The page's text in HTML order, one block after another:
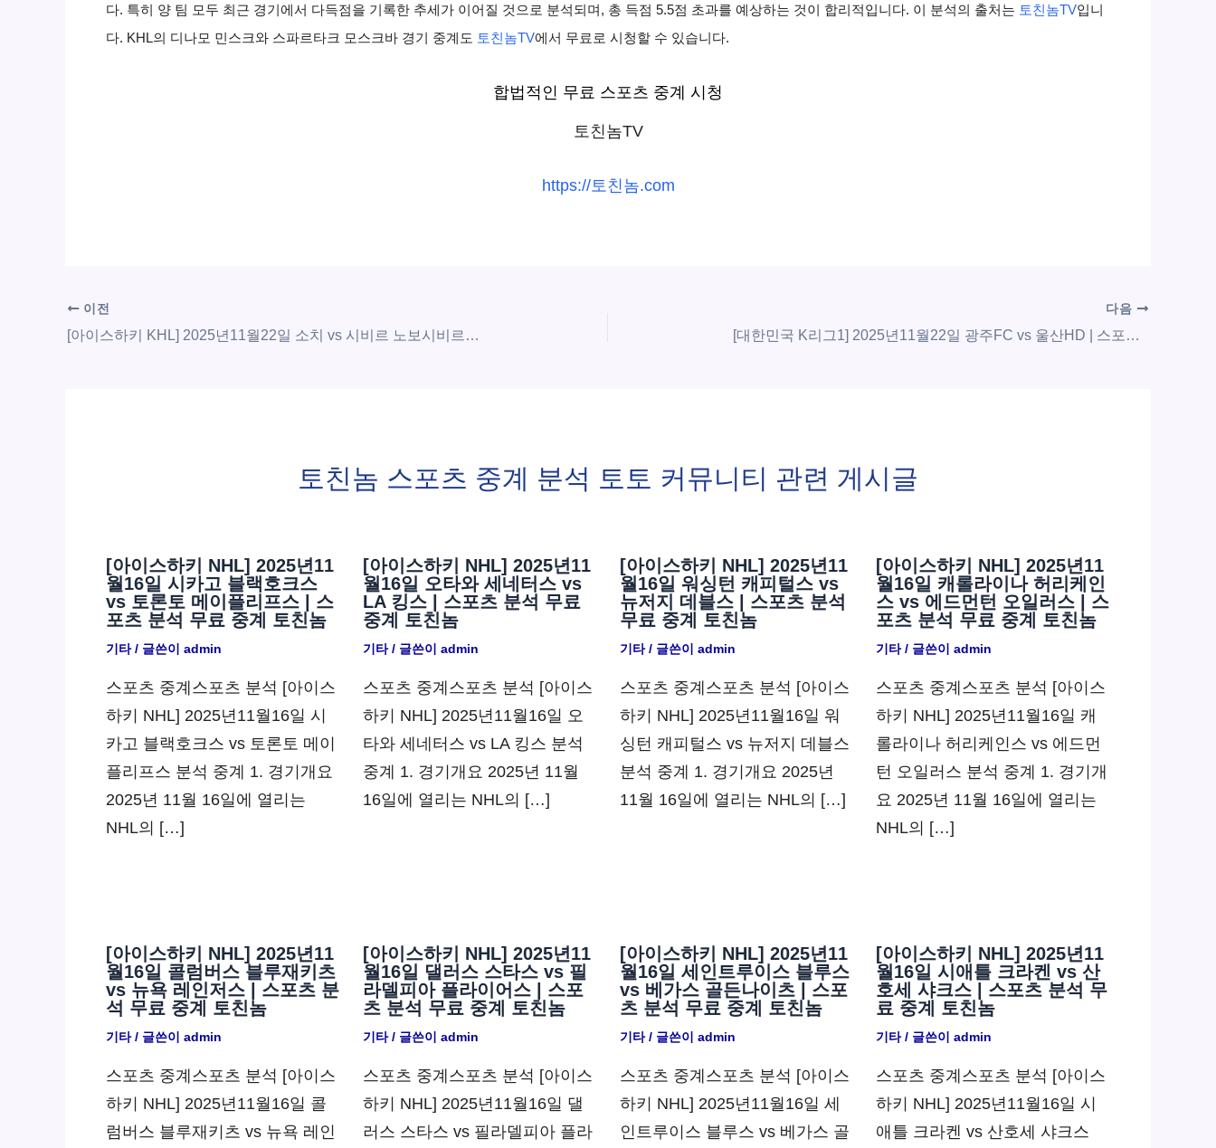
다. 특히 양 팀 모두 최근 경기에서 다득점을 기록한 추세가 이어질 것으로 분석되며, 총 득점 5.5점 초과를 예상하는 것이 합리적입니다. 이 분석의 출처는 토친놈TV입니
다. KHL의 디나모 민스크와 스파르타크 모스크바 경기 중계도 토친놈TV에서 무료로 시청할 수 있습니다.
합법적인 무료 스포츠 중계 시청
토친놈TV
https://토친놈.com
이전
[아이스하키 KHL] 2025년11월22일 소치 vs 시비르 노보시비르스크 | 스포츠 분석 무료 중계 토친놈
다음
[대한민국 K리그1] 2025년11월22일 광주FC vs 울산HD | 스포츠 분석 무료 중계 토친놈
토친놈 스포츠 중계 분석 토토 커뮤니티 관련 게시글
[아이스하키 NHL] 2025년11
월16일 시카고 블랙호크스
vs 토론토 메이플리프스 | 스
포츠 분석 무료 중계 토친놈
기타/ 글쓴이 admin
스포츠 중계스포츠 분석 [아이스
하키 NHL] 2025년11월16일 시
카고 블랙호크스 vs 토론토 메이
플리프스 분석 중계 1. 경기개요
2025년 11월 16일에 열리는
NHL의 […]
[아이스하키 NHL] 2025년11
월16일 오타와 세네터스 vs
LA 킹스 | 스포츠 분석 무료
중계 토친놈
기타/ 글쓴이 admin
스포츠 중계스포츠 분석 [아이스
하키 NHL] 2025년11월16일 오
타와 세네터스 vs LA 킹스 분석
중계 1. 경기개요 2025년 11월
16일에 열리는 NHL의 […]
[아이스하키 NHL] 2025년11
월16일 워싱턴 캐피털스 vs
뉴저지 데블스 | 스포츠 분석
무료 중계 토친놈
기타/ 글쓴이 admin
스포츠 중계스포츠 분석 [아이스
하키 NHL] 2025년11월16일 워
싱턴 캐피털스 vs 뉴저지 데블스
분석 중계 1. 경기개요 2025년
11월 16일에 열리는 NHL의 […]
[아이스하키 NHL] 2025년11
월16일 캐롤라이나 허리케인
스 vs 에드먼턴 오일러스 | 스
포츠 분석 무료 중계 토친놈
기타/ 글쓴이admin
스포츠 중계스포츠 분석 [아이스
하키 NHL] 2025년11월16일 캐
롤라이나 허리케인스 vs 에드먼
턴 오일러스 분석 중계 1. 경기개
요 2025년 11월 16일에 열리는
NHL의 […]
[아이스하키 NHL] 2025년11
월16일 콜럼버스 블루재키츠
vs 뉴욕 레인저스 | 스포츠 분
석 무료 중계 토친놈
기타/ 글쓴이 admin
스포츠 중계스포츠 분석 [아이스
하키 NHL] 2025년11월16일 콜
럼버스 블루재키츠 vs 뉴욕 레인
[아이스하키 NHL] 2025년11
월16일 댈러스 스타스 vs 필
라델피아 플라이어스 | 스포
츠 분석 무료 중계 토친놈
기타/ 글쓴이 admin
스포츠 중계스포츠 분석 [아이스
하키 NHL] 2025년11월16일 댈
러스 스타스 vs 필라델피아 플라
[아이스하키 NHL] 2025년11
월16일 세인트루이스 블루스
vs 베가스 골든나이츠 | 스포
츠 분석 무료 중계 토친놈
기타/ 글쓴이 admin
스포츠 중계스포츠 분석 [아이스
하키 NHL] 2025년11월16일 세
인트루이스 블루스 vs 베가스 골
[아이스하키 NHL] 2025년11
월16일 시애틀 크라켄 vs 산
호세 샤크스 | 스포츠 분석 무
료 중계 토친놈
기타/ 글쓴이admin
스포츠 중계스포츠 분석 [아이스
하키 NHL] 2025년11월16일 시
애틀 크라켄 vs 산호세 샤크스